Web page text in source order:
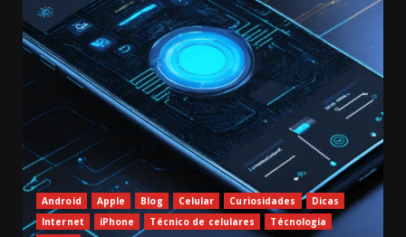
Android Apple Blog Celular Curiosidades
Dicas
Internet
iPhone Técnico de celulares
Técnologia